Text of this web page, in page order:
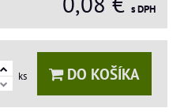
s DPH
ks DO KOŠÍKA